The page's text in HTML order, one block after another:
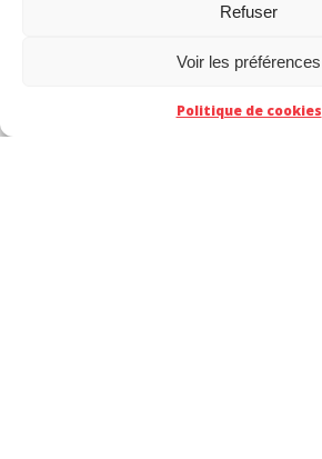
Refuser
Voir les préférences
Politique de cookies